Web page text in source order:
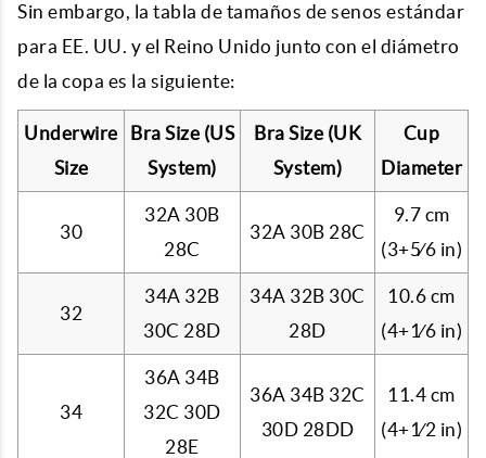
Sin embargo, la tabla de tamaños de senos estándar
para EE. UU. y el Reino Unido junto con el diámetro
de la copa es la siguiente:
Underwire
Size
Bra Size (US
System)
Bra Size (UK
System)
Cup
Diameter
30
32A 30B
28C
32A 30B 28C
9.7 cm
(3+5⁄6 in)
32
34A 32B
30C 28D
34A 32B 30C
28D
10.6 cm
(4+1⁄6 in)
34
36A 34B
32C 30D
28E
36A 34B 32C
30D 28DD
11.4 cm
(4+1⁄2 in)